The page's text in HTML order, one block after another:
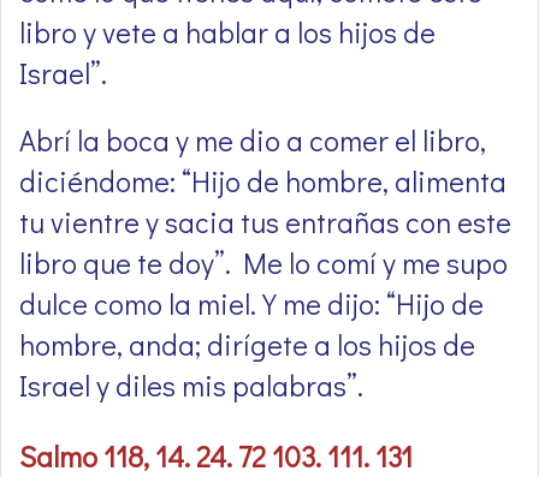
libro y vete a hablar a los hijos de
Israel”.
Abrí la boca y me dio a comer el libro,
diciéndome: “Hijo de hombre, alimenta
tu vientre y sacia tus entrañas con este
libro que te doy”. Me lo comí y me supo
dulce como la miel. Y me dijo: “Hijo de
hombre, anda; dirígete a los hijos de
Israel y diles mis palabras”.
Salmo 118, 14. 24. 72 103. 111. 131